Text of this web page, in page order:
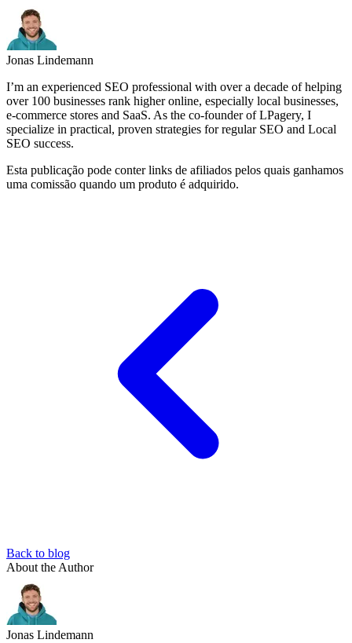
Jonas Lindemann
I’m an experienced SEO professional with over a decade of helping
over 100 businesses rank higher online, especially local businesses,
e-commerce stores and SaaS. As the co-founder of LPagery, I
specialize in practical, proven strategies for regular SEO and Local
SEO success.
Esta publicação pode conter links de afiliados pelos quais ganhamos
uma comissão quando um produto é adquirido.
Back to blog
About the Author
Jonas Lindemann